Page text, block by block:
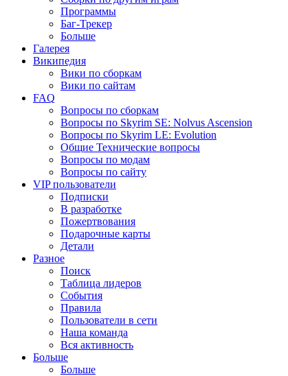
Программы
Баг-Трекер
Больше
Галерея
Википедия
Вики по сборкам
Вики по сайтам
FAQ
Вопросы по сборкам
Вопросы по Skyrim SE: Nolvus Ascension
Вопросы по Skyrim LE: Evolution
Общие Технические вопросы
Вопросы по модам
Вопросы по сайту
VIP пользователи
Подписки
В разработке
Пожертвования
Подарочные карты
Детали
Разное
Поиск
Таблица лидеров
События
Правила
Пользователи в сети
Наша команда
Вся активность
Больше
Больше